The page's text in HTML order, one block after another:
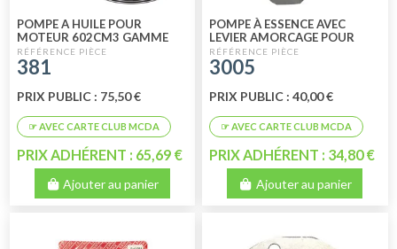
POMPE A HUILE POUR
MOTEUR 602CM3 GAMME
PERFORMANCE
381
PRIX PUBLIC : 75,50 €
PRIX ADHÉRENT : 65,69 €
Ajouter au panier
POMPE À ESSENCE AVEC
LEVIER AMORCAGE POUR
MÉHARI - 2CV4 - 2CV6 -
DYANE 6 - ACADI
3005
PRIX PUBLIC : 40,00 €
PRIX ADHÉRENT : 34,80 €
Ajouter au panier